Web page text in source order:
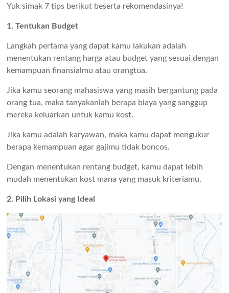
Yuk simak 7 tips berikut beserta rekomendasinya!
1. Tentukan Budget
Langkah pertama yang dapat kamu lakukan adalah
menentukan rentang harga atau budget yang sesuai dengan
kemampuan finansialmu atau orangtua.
Jika kamu seorang mahasiswa yang masih bergantung pada
orang tua, maka tanyakanlah berapa biaya yang sanggup
mereka keluarkan untuk kamu kost.
Jika kamu adalah karyawan, maka kamu dapat mengukur
berapa kemampuan agar gajimu tidak boncos.
Dengan menentukan rentang budget, kamu dapat lebih
mudah menentukan kost mana yang masuk kriteriamu.
2. Pilih Lokasi yang Ideal